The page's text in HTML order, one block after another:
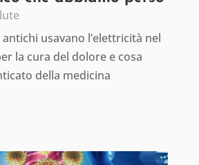
usavano l’elettricità nel
la cura del dolore e cosa
della medicina